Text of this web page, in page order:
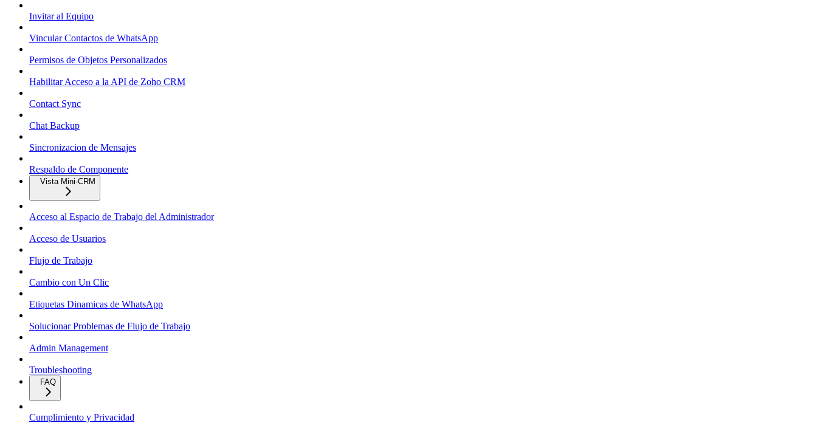
Invitar al Equipo
Vincular Contactos de WhatsApp
Permisos de Objetos Personalizados
Habilitar Acceso a la API de Zoho CRM
Contact Sync
Chat Backup
Sincronizacion de Mensajes
Respaldo de Componente
Vista Mini-CRM
Acceso al Espacio de Trabajo del Administrador
Acceso de Usuarios
Flujo de Trabajo
Cambio con Un Clic
Etiquetas Dinamicas de WhatsApp
Solucionar Problemas de Flujo de Trabajo
Admin Management
Troubleshooting
FAQ
Cumplimiento y Privacidad